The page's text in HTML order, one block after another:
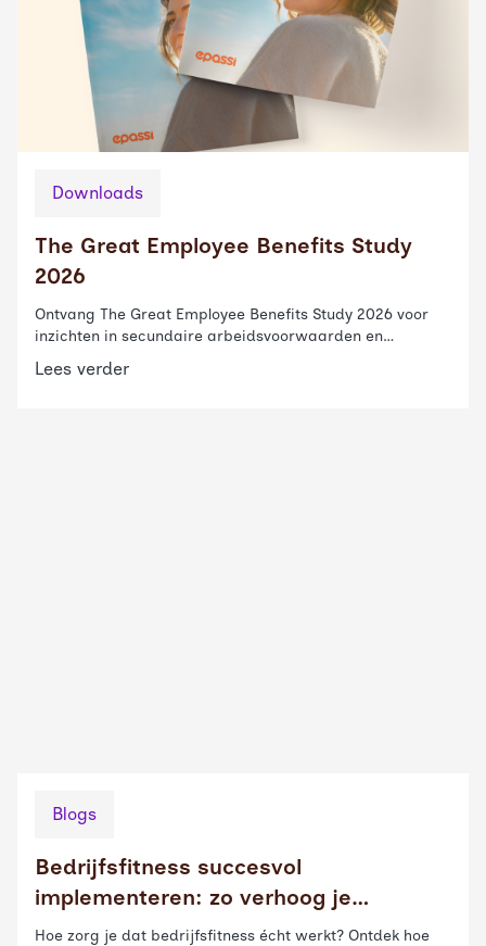
Downloads
The Great Employee Benefits Study
2026
Ontvang The Great Employee Benefits Study 2026 voor
inzichten in secundaire arbeidsvoorwaarden en
strategische HR-planning.
Lees verder
Blogs
Bedrijfsfitness succesvol
implementeren: zo verhoog je
deelname en impact
Hoe zorg je dat bedrijfsfitness écht werkt? Ontdek hoe